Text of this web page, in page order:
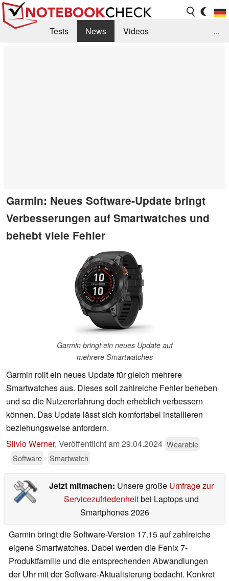
Tests News
Videos
...
Garmin: Neues Software-Update bringt
Verbesserungen auf Smartwatches und
behebt viele Fehler
Garmin bringt ein neues Update auf
mehrere Smartwatches
Garmin rollt ein neues Update für gleich mehrere
Smartwatches aus. Dieses soll zahlreiche Fehler beheben
und so die Nutzererfahrung doch erheblich verbessern
können. Das Update lässt sich komfortabel installieren
beziehungsweise anfordern.
Silvio Werner, Veröffentlicht am29.04.2024 Wearable
Software
Smartwatch
Jetzt mitmachen: Unsere große Umfrage zur
Servicezufriedenheitbei Laptops und
Smartphones 2026
Garmin bringt die Software-Version 17.15 auf zahlreiche
eigene Smartwatches. Dabei werden die Fenix 7-
Produktfamilie und die entsprechenden Abwandlungen
der Uhr mit der Software-Aktualisierung bedacht. Konkret